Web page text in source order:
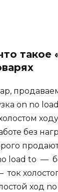
такое
on no
без
load to —
ход